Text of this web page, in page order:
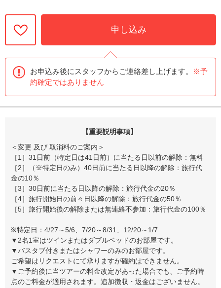
申し込み
お申込み後にスタッフからご連絡差し上げます。
※予
約確定ではありません
【重要説明事項】
＜変更 及び 取消料のご案内＞
［1］31日前（特定日は41日前）に当たる日以前の解除：無料
［2］（※特定日のみ）40日前に当たる日以降の解除：旅行代
金の10％
［3］30日前に当たる日以降の解除：旅行代金の20％
［4］旅行開始日の前々日以降の解除：旅行代金の50％
［5］旅行開始後の解除または無連絡不参加：旅行代金の100％
※特定日：4/27～5/6、7/20～8/31、12/20～1/7
▼2名1室はツインまたはダブルベッドのお部屋です。
▼バスタブ付きまたはシャワーのみのお部屋です。
ご希望はリクエストにて承りますが確約はできません。
▼ご予約後に当ツアーの料金改定があった場合でも、ご予約時
点のご料金が適用されます。追加徴収・返金はございません。